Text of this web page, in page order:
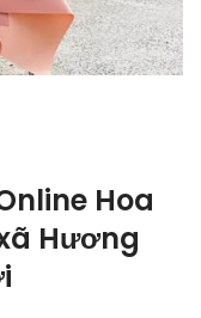
Hoa
Hương